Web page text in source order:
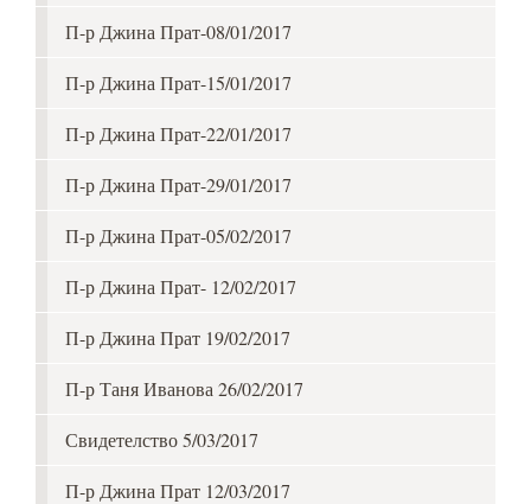
П-р Джина Прат-08/01/2017
П-р Джина Прат-15/01/2017
П-р Джина Прат-22/01/2017
П-р Джина Прат-29/01/2017
П-р Джина Прат-05/02/2017
П-р Джина Прат- 12/02/2017
П-р Джина Прат 19/02/2017
П-р Таня Иванова 26/02/2017
Свидетелство 5/03/2017
П-р Джина Прат 12/03/2017